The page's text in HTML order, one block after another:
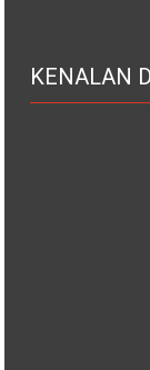
KENALAN